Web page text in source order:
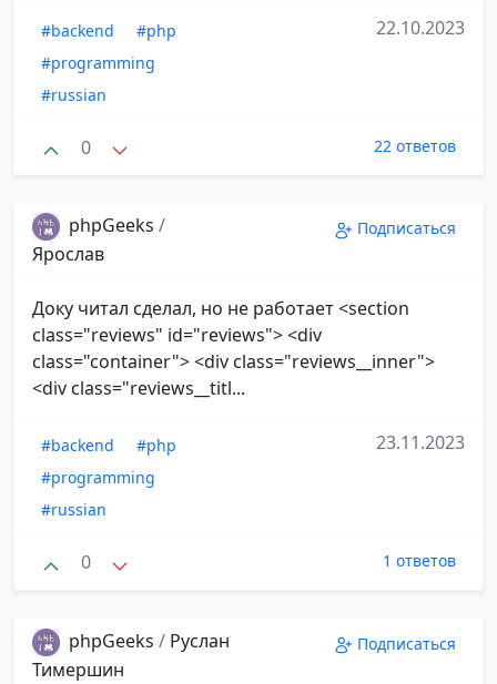
#backend
#php
#programming
#russian
22.10.2023
0 22 ответов
phpGeeks /
Ярослав
Подписаться
Доку читал сделал, но не работает <section
class="reviews" id="reviews"> <div
class="container"> <div class="reviews__inner">
<div class="reviews__titl...
#backend
#php
#programming
#russian
23.11.2023
0 1 ответов
phpGeeks / Руслан
Тимершин
Подписаться